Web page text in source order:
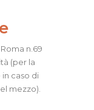
n.69
(per la
caso di
mezzo).